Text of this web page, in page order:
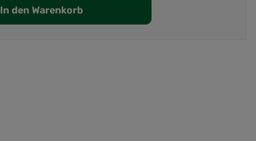
In den Warenkorb